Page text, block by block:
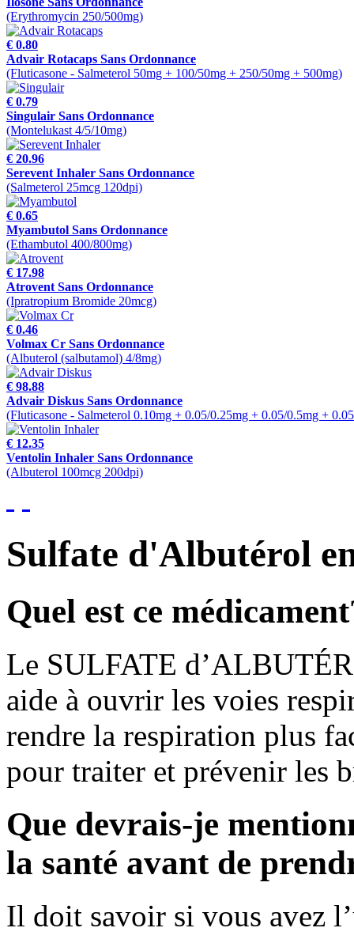
(Erythromycin 250/500mg)
€ 0.80
Advair Rotacaps Sans Ordonnance
(Fluticasone - Salmeterol 50mg + 100/50mg + 250/50mg + 500mg)
€ 0.79
Singulair Sans Ordonnance
(Montelukast 4/5/10mg)
€ 20.96
Serevent Inhaler Sans Ordonnance
(Salmeterol 25mcg 120dpi)
€ 0.65
Myambutol Sans Ordonnance
(Ethambutol 400/800mg)
€ 17.98
Atrovent Sans Ordonnance
(Ipratropium Bromide 20mcg)
€ 0.46
Volmax Cr Sans Ordonnance
(Albuterol (salbutamol) 4/8mg)
€ 98.88
Advair Diskus Sans Ordonnance
(Fluticasone - Salmeterol 0.10mg + 0.05/0.25mg + 0.05/0.5mg +
€ 12.35
Ventolin Inhaler Sans Ordonnance
(Albuterol 100mcg 200dpi)
Sulfate d'Albutérol
Quel est ce
Le SULFATE
aide à ouvrir les voies
rendre la respiration plus
pour traiter et prévenir les
Que devrais-je
la santé avant de
Il doit savoir si vous avez